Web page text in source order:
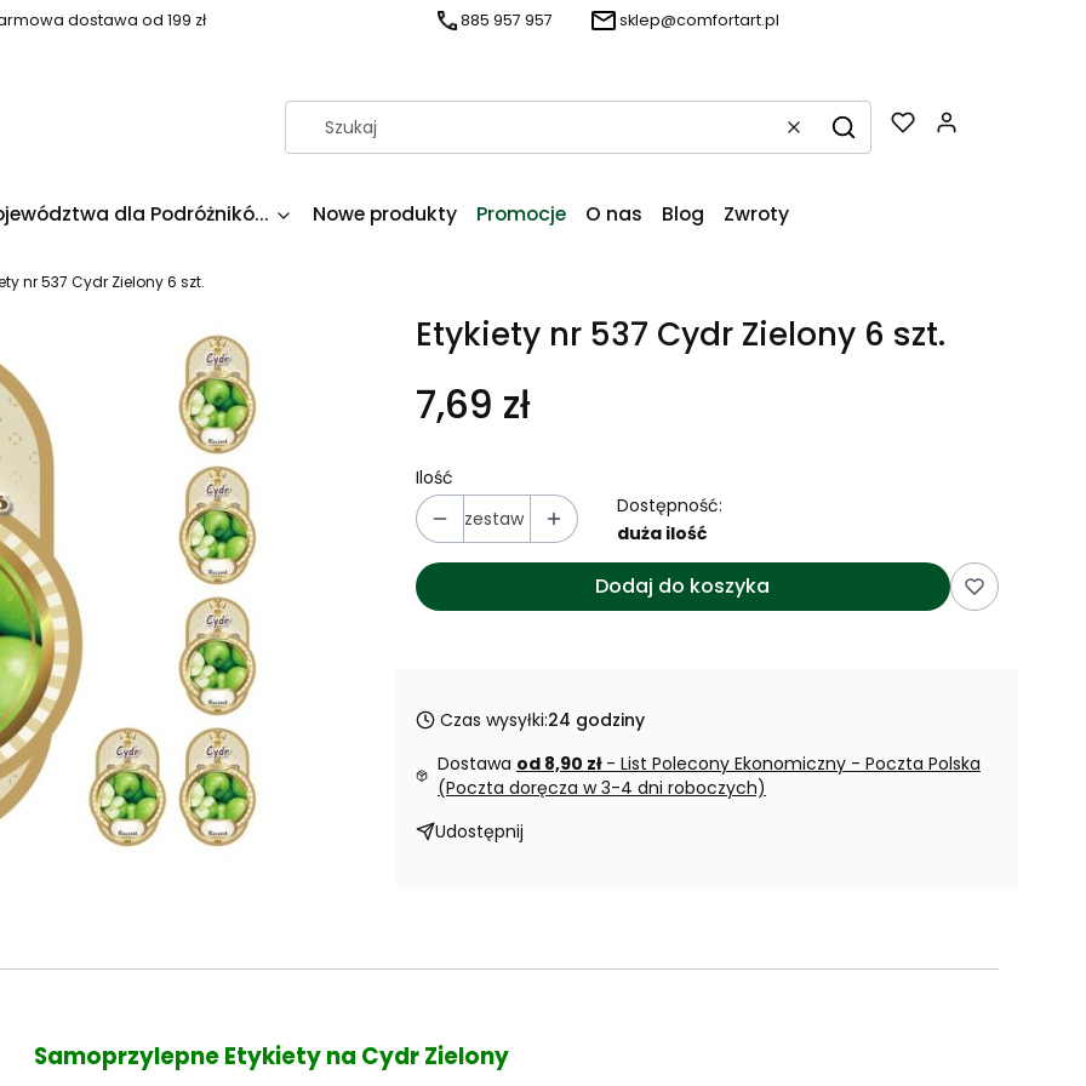
dostawa od 199 zł 885 957 957 sklep@comfortart.pl
WyczyśćSzukaj
dla Podróżnikó... Nowe produkty Promocje O nas Blog Zwroty
nr 537 Cydr Zielony 6 szt.
Etykiety nr 537 Cydr Zielony 6 szt.
7,69 zł
Ilość
zestaw
Dostępność:
duża ilość
Dodaj do koszyka
Czas wysyłki:24 godziny
Dostawa od 8,90 zł - List Polecony Ekonomiczny - Poczta Polska
(Poczta doręcza w 3-4 dni roboczych)
Udostępnij
Samoprzylepne Etykiety na Cydr Zielony